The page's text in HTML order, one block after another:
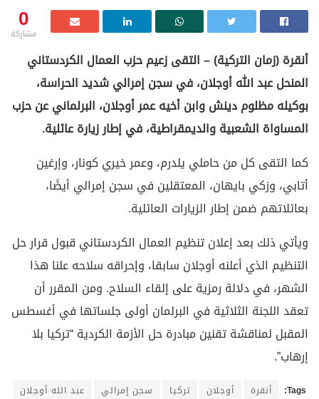
0
مشاركة
أنقرة (زمان التركية) – التقى زعيم حزب العمال الكردستاني
المنحل عبد الله أوجلان، في سجن إمرالي شديد الحراسة،
بوكيله مظلوم دينش وابن أخيه عمر أوجلان، البرلماني عن حزب
المساواة الشعبية والديمقراطية، في إطار زيارة عائلية.
كما التقى كل من حاملي يلدرم، وعمر خيري كونار، وإرغين
أتابي، وزكي بايهان، المعتقلين في سجن إمرالي أيضًا،
بعائلاتهم ضمن إطار الزيارات العائلية.
ويأتي ذلك بعد إعلان تنظيم العمال الكردستاني قبول قرار حل
التنظيم الذي أعلنه أوجلان سابقا، وإحراقه سلاحه علنا هذا
الشهر، في دلالة رمزية على إلقاء السلاح. ومن المقرر أن
تعقد اللجنة الثلاثية في البرلمان أولى جلساتها في أغسطس
المقبل لمناقشة تقنين مبادرة حل الأزمة الكردية “تركيا بلا
إرهاب”.
Tags: أنقرة أوجلان تركيا سجن إمرالي عبد الله أوجلان